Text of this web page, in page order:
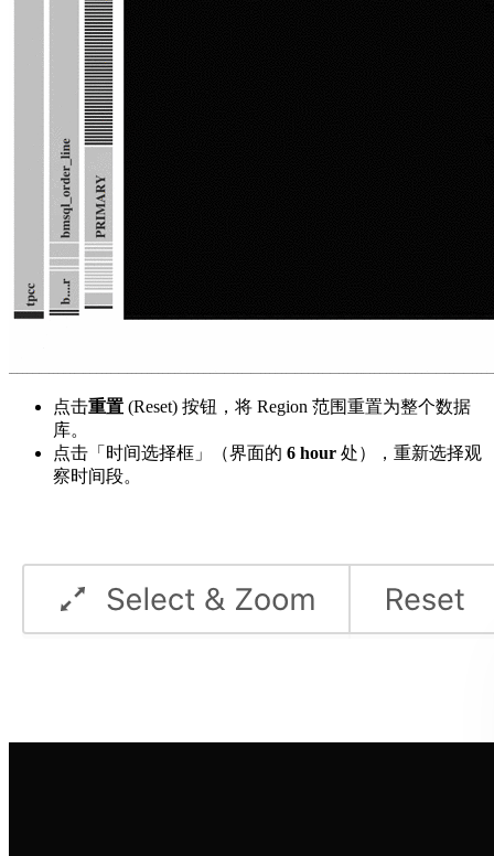
点击重置 (Reset) 按钮，将 Region 范围重置为整个数据
库。
点击「时间选择框」（界面的 6 hour 处），重新选择观
察时间段。